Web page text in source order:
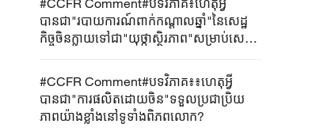
#CCFR Comment#បទវិភាគ៖ហេតុអ្វី
បានជា"របាយការណ៍ពាក់កណ្តាលឆ្នាំ"នៃសេដ្ឋ
កិច្ចចិនក្លាយទៅជា"យុថ្កាស្ថិរភាព"សម្រាប់សេដ្ឋ
កិច្ចសកល?
#CCFR Comment#បទវិភាគ៖៖ហេតុអ្វី
បានជា"ការផលិតដោយចិន"ទទួលប្រជាប្រិយ
ភាពយ៉ាងខ្លាំងនៅទូទាំងពិភពលោក?